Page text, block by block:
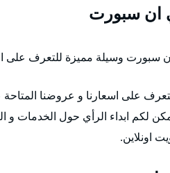
ان سبورت
وسيلة مميزة للتعرف على
اونلاين.